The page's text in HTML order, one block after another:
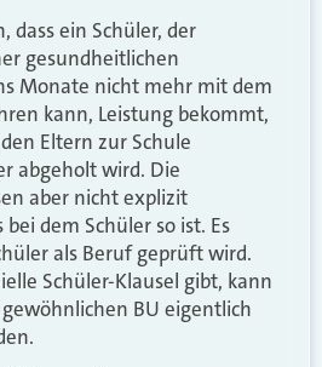
dass ein Schüler, der
gesundheitlichen
Monate nicht mehr mit dem
kann, Leistung bekommt,
Eltern zur Schule
abgeholt wird. Die
aber nicht explizit
dem Schüler so ist. Es
als Beruf geprüft wird.
Schüler-Klausel gibt, kann
BU eigentlich